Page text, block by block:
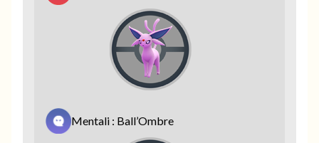
Mentali : Ball’Ombre